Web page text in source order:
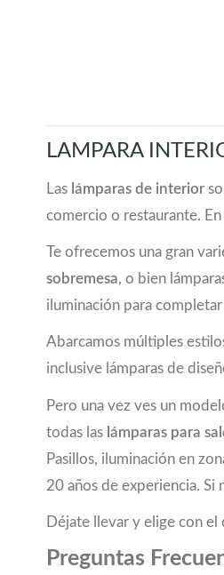
marrón, negro(1)
marrón, oro
(2)
marrón-pátina, negro(2)
marrón antiguo (3)
marrón antiguo, beige
marrón oscuro(2)
menta(1)
negro
negro, cobre(10)
negro, marrón
negro, óptica de cristal (1)
nickel-negro
(8)
níquel antiguo, crema(1)
LAMPARA
Las lámparas de interior
comercio o restaurante.
Te ofrecemos una gran
sobremesa, o bien
iluminación para
Abarcamos múltiples
inclusive lámparas de
Pero una vez ves un
todas las lámparas para
Pasillos, iluminación en
20 años de experiencia. Si
Déjate llevar y elige con
Preguntas